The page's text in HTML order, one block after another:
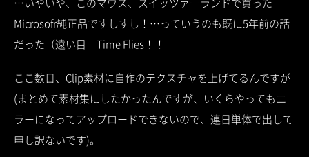
Microsofr純正品ですしすし！…っていうのも既に5年前の話
だった（遠い目 Time Flies！！
ここ数日、Clip素材に自作のテクスチャを上げてるんですが
(まとめて素材集にしたかったんですが、いくらやってもエ
ラーになってアップロードできないので、連日単体で出して
申し訳ないです)。